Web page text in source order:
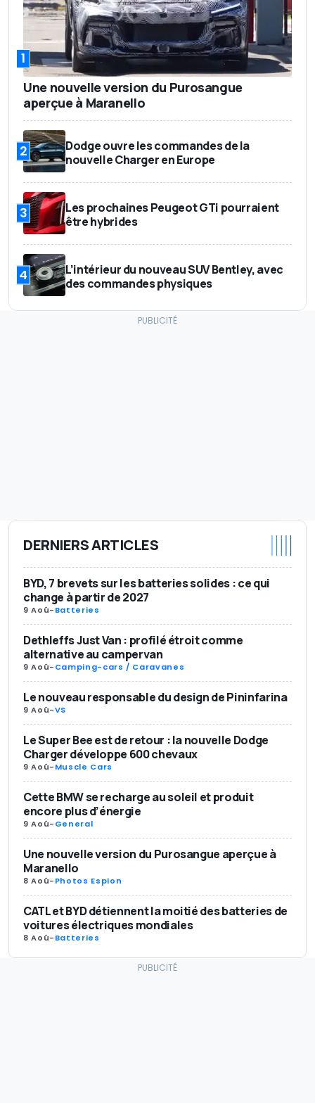
1
Une nouvelle version du Purosangue
aperçue à Maranello
2
Dodge ouvre les commandes de la
nouvelle Charger en Europe
3
Les prochaines Peugeot GTi pourraient
être hybrides
4
L’intérieur du nouveau SUV Bentley, avec
des commandes physiques
DERNIERS ARTICLES
BYD, 7 brevets sur les batteries solides : ce qui
change à partir de 2027
9 Aoû-Batteries
Dethleffs Just Van : profilé étroit comme
alternative au campervan
9 Aoû-Camping-cars / Caravanes
Le nouveau responsable du design de Pininfarina
9 Aoû-VS
Le Super Bee est de retour : la nouvelle Dodge
Charger développe 600 chevaux
9 Aoû-Muscle Cars
Cette BMW se recharge au soleil et produit
encore plus d’énergie
9 Aoû-General
Une nouvelle version du Purosangue aperçue à
Maranello
8 Aoû-Photos Espion
CATL et BYD détiennent la moitié des batteries de
voitures électriques mondiales
8 Aoû-Batteries